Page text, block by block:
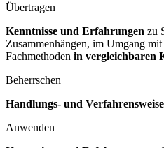
Übertragen
Kenntnisse und Erfahrungen zu
Zusammenhängen, im Umgang
Fachmethoden in vergleichbaren
Beherrschen
Handlungs- und
Anwenden